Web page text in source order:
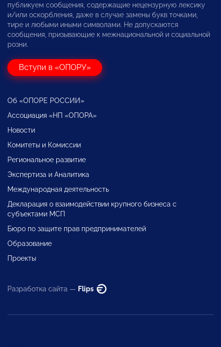
публикуем сообщения, содержащие нецензурную лексику
и/или оскорбления, даже в случае замены букв точками,
тире и любыми иными символами. Не допускаются
сообщения, призывающие к межнациональной и социальной
розни.
Вступи в «ОПОРУ»
Об «ОПОРЕ РОССИИ»
Ассоциация «НП «ОПОРА»
Новости
Комитеты и Комиссии
Региональное развитие
Экспертиза и Аналитика
Международная деятельность
Декларация о взаимодействии крупного бизнеса с
субъектами МСП
Бюро по защите прав предпринимателей
Образование
Проекты
Разработка сайта — Flips